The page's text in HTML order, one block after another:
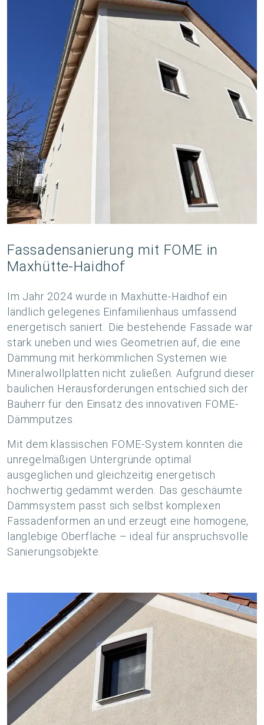
Fassadensanierung mit FOME in
Maxhütte-Haidhof
Im Jahr 2024 wurde in Maxhütte-Haidhof ein
ländlich gelegenes Einfamilienhaus umfassend
energetisch saniert. Die bestehende Fassade war
stark uneben und wies Geometrien auf, die eine
Dämmung mit herkömmlichen Systemen wie
Mineralwollplatten nicht zuließen. Aufgrund dieser
baulichen Herausforderungen entschied sich der
Bauherr für den Einsatz des innovativen FOME-
Dämmputzes.
Mit dem klassischen FOME-System konnten die
unregelmäßigen Untergründe optimal
ausgeglichen und gleichzeitig energetisch
hochwertig gedämmt werden. Das geschäumte
Dämmsystem passt sich selbst komplexen
Fassadenformen an und erzeugt eine homogene,
langlebige Oberfläche – ideal für anspruchsvolle
Sanierungsobjekte.